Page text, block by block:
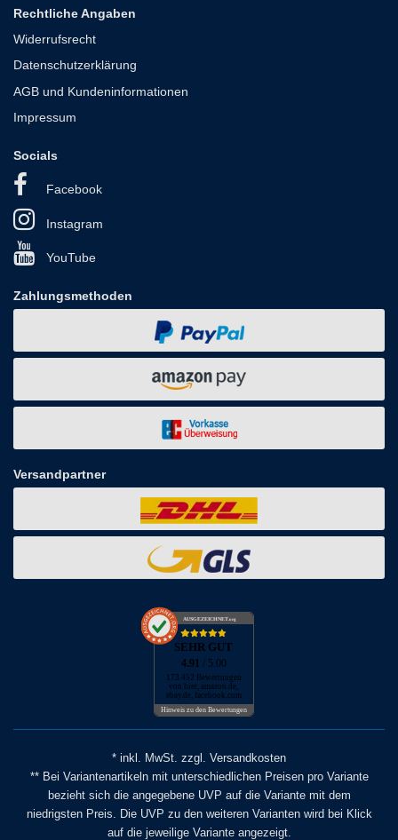
Rechtliche Angaben
Widerrufsrecht
Datenschutzerklärung
AGB und Kundeninformationen
Impressum
Socials
Facebook
Instagram
YouTube
Zahlungsmethoden
Versandpartner
AUSGEZEICHNET.org
SEHR GUT
4.91 / 5.00
173.452 Bewertungen
von hier, amazon.de,
ebay.de, facebook.com
Hinweis zu den Bewertungen
* inkl. MwSt. zzgl. Versandkosten
** Bei Variantenartikeln mit unterschiedlichen Preisen pro Variante
bezieht sich die angegebene UVP auf die Variante mit dem
niedrigsten Preis. Die UVP zu den weiteren Varianten wird bei Klick
auf die jeweilige Variante angezeigt.